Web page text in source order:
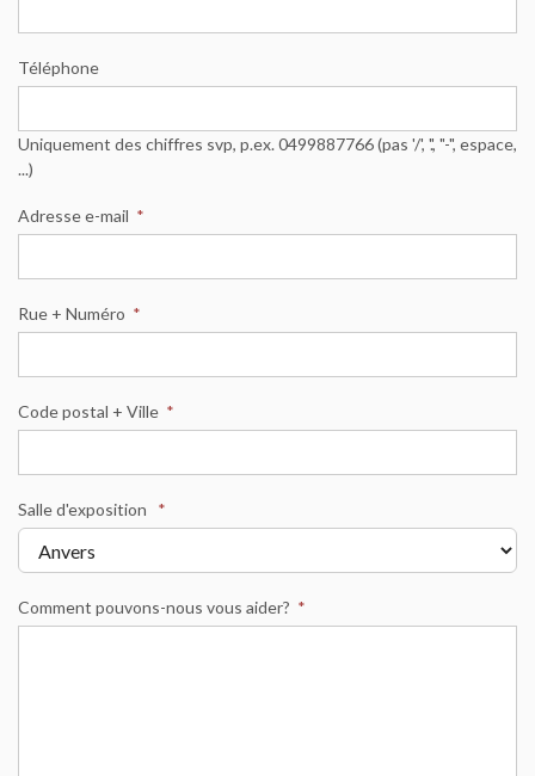
Téléphone
Uniquement des chiffres svp, p.ex. 0499887766 (pas '/', '.', "-", espace,
...)
Adresse e-mail *
Rue + Numéro *
Code postal + Ville *
Salle d'exposition *
Comment pouvons-nous vous aider? *